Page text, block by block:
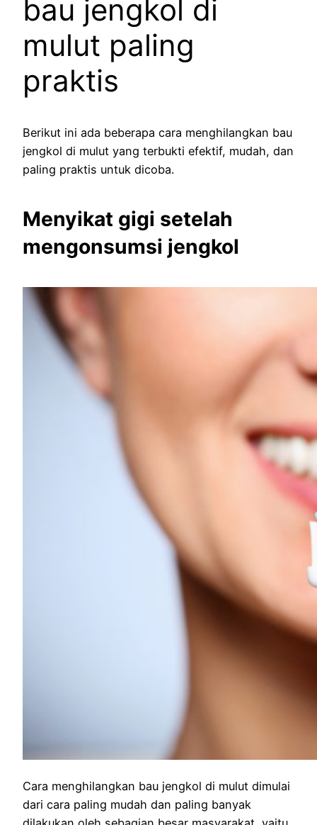
bau jengkol di
mulut paling
praktis
Berikut ini ada beberapa cara menghilangkan bau
jengkol di mulut yang terbukti efektif, mudah, dan
paling praktis untuk dicoba.
Menyikat gigi setelah
mengonsumsi jengkol
Cara menghilangkan bau jengkol di mulut dimulai
dari cara paling mudah dan paling banyak